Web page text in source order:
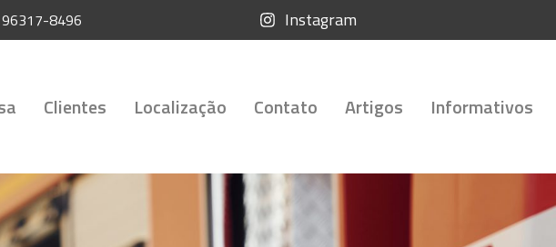
8496 Instagram
Clientes Localização Contato Artigos Informativos